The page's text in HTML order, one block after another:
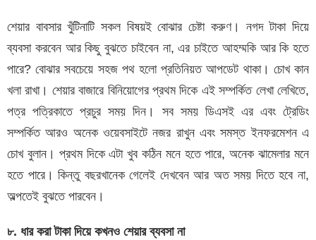
শেয়ার বাবসার খুঁটিনাটি সকল বিষয়ই বোঝার চেষ্টা করুণ। নগদ টাকা দিয়ে
ব্যবসা করবেন আর কিছু বুঝতে চাইবেন না, এর চাইতে আহম্মকি আর কি হতে
পারে? বোঝার সবচেয়ে সহজ পথ হলো প্রতিনিয়ত আপডেট থাকা। চোখ কান
খলা রাখা। শেয়ার বাজারে বিনিয়োগের প্রথম দিকে এই সম্পর্কিত লেখা লেখিতে,
পত্র পত্রিকাতে প্রচুর সময় দিন। সব সময় ডিএসই এর এবং ট্রেডিং
সম্পর্কিত আরও অনেক ওয়েবসাইটে নজর রাখুন এবং সমস্ত ইনফরমেশন এ
চোখ বুলান। প্রথম দিকে এটা খুব কঠিন মনে হতে পারে, অনেক ঝামেলার মনে
হতে পারে। কিন্তু বছরখানেক গেলেই দেখবেন আর অত সময় দিতে হবে না,
অল্পতেই বুঝতে পারবেন।
৮. ধার করা টাকা দিয়ে কখনও শেয়ার ব্যবসা না